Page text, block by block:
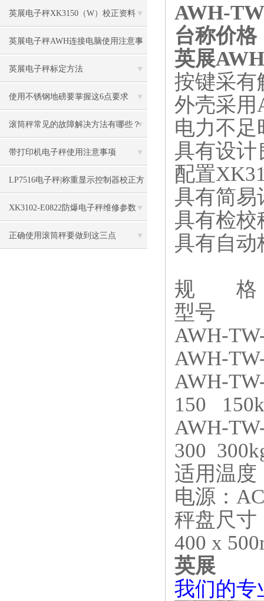
英展电子秤XK3150（W）校正资料
英展电子秤AWH连接电脑使用注意事
项
英展电子秤标定方法
使用不锈钢地磅要掌握这6点要求
滚筒秤常见的故障解决方法有哪些？
带打印机电子秤使用注意事项
LP7516电子秤|称重显示控制器校正方
法
XK3102-E0822防爆电子秤维修参数
正确使用滚筒秤要做到这三点
AWH-
台称价
英展
按键采有
外壳采用
电力不足
具有设计
配置
具有简易
具有检校
具有自动
规 格
型号
AWH-
AWH-
AWH-
150
AWH-
300
适用温度
电源：
秤盘尺寸
400 x
英展
我们的专